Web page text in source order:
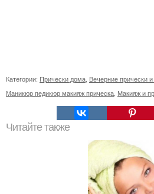
Категории: Прически дома Вечерние прически
Маникюр педикюр макияж прическа Макияж и
Читайте также